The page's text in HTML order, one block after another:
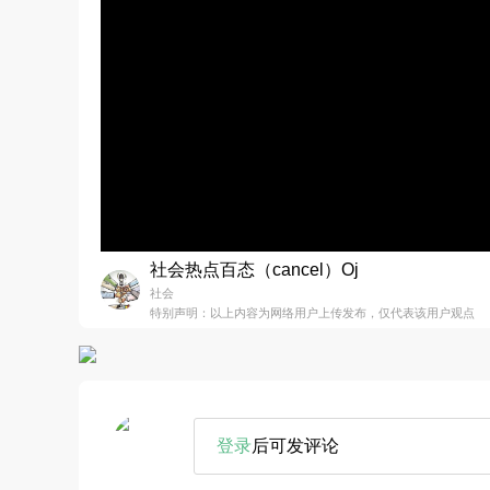
社会热点百态（cancel）Oj
社会
特别声明：以上内容为网络用户上传发布，仅代表该用户观点
登录后可发评论